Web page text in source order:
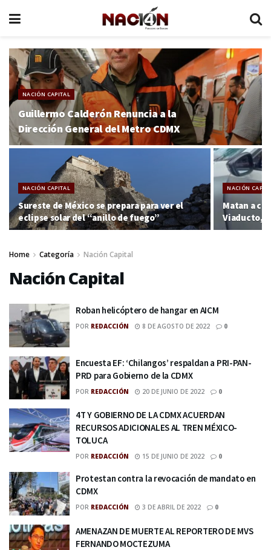
NACIÓN CAPITAL
Guillermo Calderón Renuncia a la
Dirección General del Metro CDMX
NACIÓN CAPITAL
Sureste de México se prepara para ver el
eclipse solar del “anillo de fuego”
NACIÓN
Matan a
Viaducto,
Home Categoría Nación Capital
Nación Capital
Roban helicóptero de hangar en AICM
POR REDACCIÓN 8 DE AGOSTO DE 2022 0
Encuesta EF: ‘Chilangos’ respaldan a PRI-PAN-
PRD para Gobierno de la CDMX
POR REDACCIÓN 20 DE JUNIO DE 2022 0
4T Y GOBIERNO DE LA CDMX ACUERDAN
RECURSOS ADICIONALES AL TREN MÉXICO-
TOLUCA
POR REDACCIÓN 15 DE JUNIO DE 2022 0
Protestan contra la revocación de mandato en
CDMX
POR REDACCIÓN 3 DE ABRIL DE 2022 0
AMENAZAN DE MUERTE AL REPORTERO DE MVS
FERNANDO MOCTEZUMA